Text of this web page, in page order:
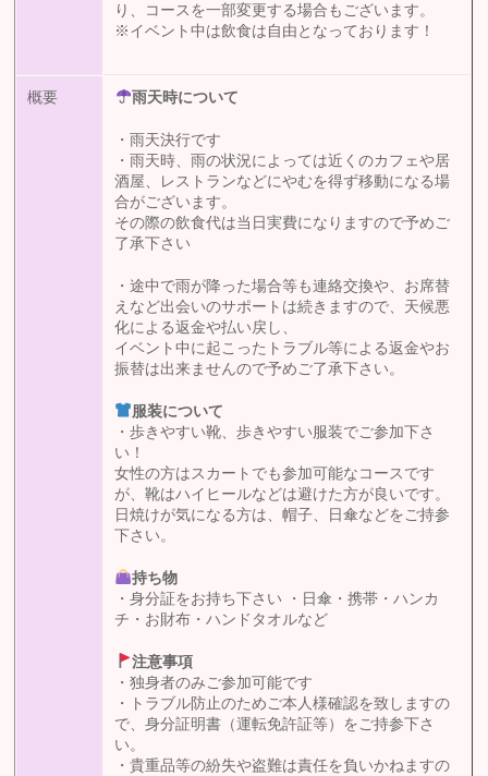
り、コースを一部変更する場合もございます。
※イベント中は飲食は自由となっております！
概要 雨天時について
・雨天決行です
・雨天時、雨の状況によっては近くのカフェや居
酒屋、レストランなどにやむを得ず移動になる場
合がございます。
その際の飲食代は当日実費になりますので予めご
了承下さい
・途中で雨が降った場合等も連絡交換や、お席替
えなど出会いのサポートは続きますので、天候悪
化による返金や払い戻し、
イベント中に起こったトラブル等による返金やお
振替は出来ませんので予めご了承下さい。
服装について
・歩きやすい靴、歩きやすい服装でご参加下さ
い！
女性の方はスカートでも参加可能なコースです
が、靴はハイヒールなどは避けた方が良いです。
日焼けが気になる方は、帽子、日傘などをご持参
下さい。
持ち物
・身分証をお持ち下さい ・日傘・携帯・ハンカ
チ・お財布・ハンドタオルなど
注意事項
・独身者のみご参加可能です
・トラブル防止のためご本人様確認を致しますの
で、身分証明書（運転免許証等）をご持参下さ
い。
・貴重品等の紛失や盗難は責任を負いかねますの